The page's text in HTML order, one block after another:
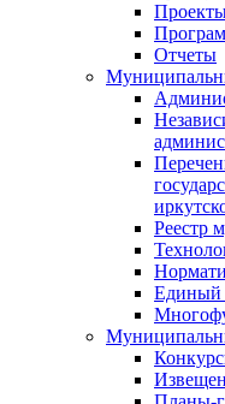
Отчеты
Реестр
Единый